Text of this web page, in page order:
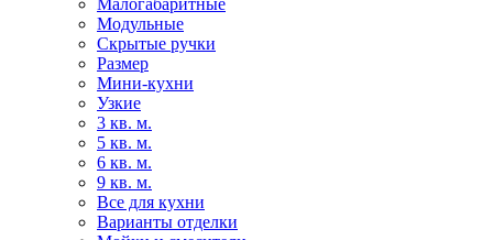
Малогабаритные
Модульные
Скрытые ручки
Размер
Мини-кухни
Узкие
3 кв. м.
5 кв. м.
6 кв. м.
9 кв. м.
Все для кухни
Варианты отделки